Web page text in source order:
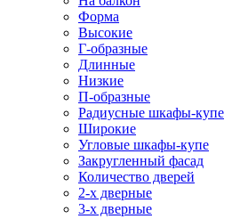
Форма
Высокие
Г-образные
Длинные
Низкие
П-образные
Радиусные шкафы-купе
Широкие
Угловые шкафы-купе
Закругленный фасад
Количество дверей
2-х дверные
3-х дверные